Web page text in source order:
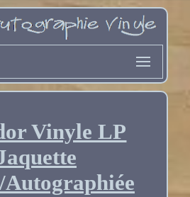
Vinyle LP
Autographiée